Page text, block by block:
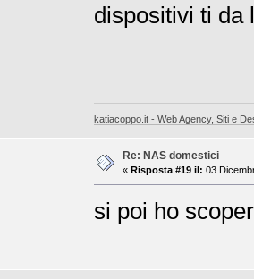
dispositivi ti da
katiacoppo.it - Web Agency, Siti e
Re: NAS domestici
« Risposta #19 il: 03
si poi ho